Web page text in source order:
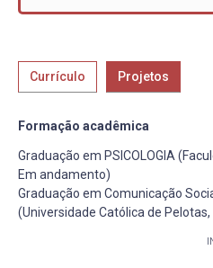
Currículo Projetos
Formação acadêmica
Graduação em PSICOLOGIA
Em andamento)
Graduação em Comunicação
(Universidade Católica de Pelotas,